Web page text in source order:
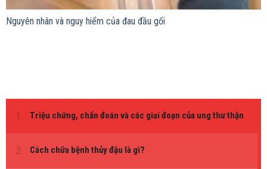
Nguyên nhân và nguy hiểm của đau đầu gối